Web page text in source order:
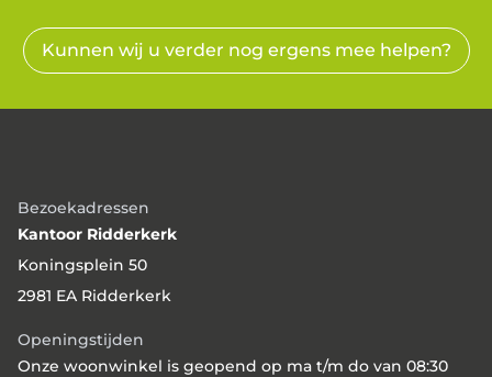
Wooncompas is een middelgrote corporatie
met woningen in Ridderkerk, Barendrecht,
Rotterdam. Wooncompas wil graag bijdragen
woningen van Havensteder wordt
Wooncompas ook actief op Rotterdam-Zuid,
in de wijken Lombardijen en Vreewijk. Op 9
juli 2026 ondertekenden bestuurders van
taakoverdracht.
Kunnen wij u verder nog ergens mee helpen?
Bezoekadressen
Kantoor Ridderkerk
Koningsplein 50
2981 EA Ridderkerk
Openingstijden
Onze woonwinkel is geopend op ma t/m do van 08:30